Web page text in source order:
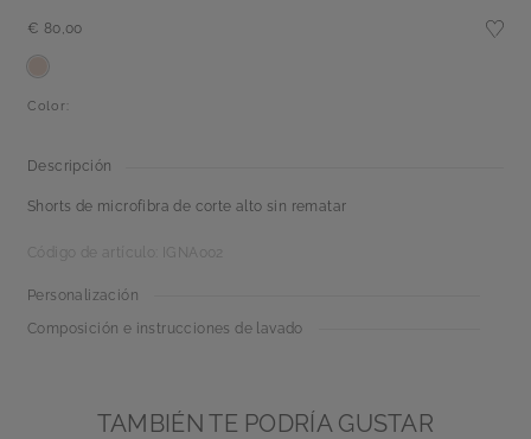
€ 80,00
Color:
Descripción
Shorts de microfibra de corte alto sin rematar
Código de artículo: IGNA002
Personalización
Composición e instrucciones de lavado
TAMBIÉN TE PODRÍA GUSTAR